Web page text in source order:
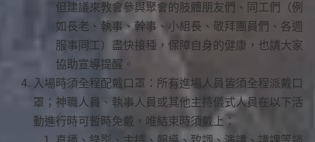
但建議來教會參與聚會的肢體朋友們、同工們（例
如長老、執事、幹事、小組長、敬拜團員們、各週
服事同工）盡快接種，保障自身的健康，也請大家
協助宣導提醒。
入場時須全程配戴口罩：所有進場人員皆須全程派戴口
罩；神職人員、執事人員或其他主持儀式人員在以下活
動進行時可暫時免戴，唯結束時須戴上：